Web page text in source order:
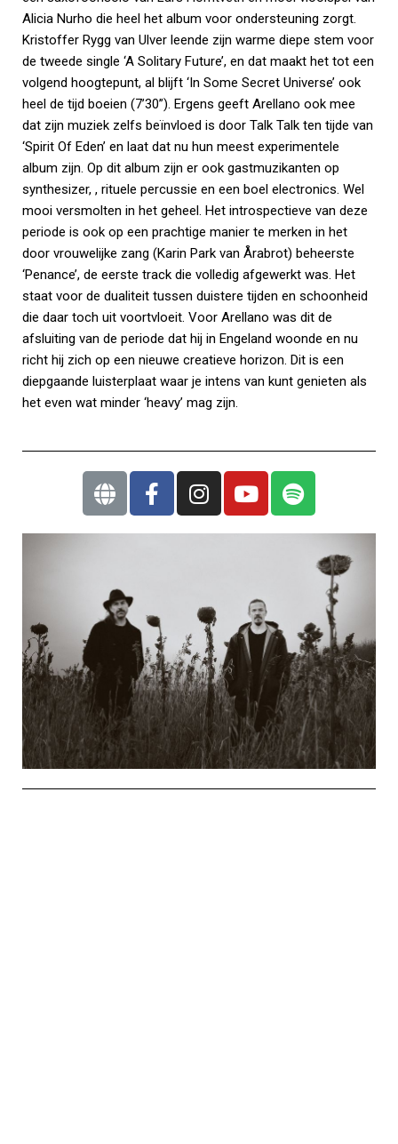
Alicia Nurho die heel het album voor ondersteuning zorgt.
Kristoffer Rygg van Ulver leende zijn warme diepe stem voor
de tweede single ‘A Solitary Future’, en dat maakt het tot een
volgend hoogtepunt, al blijft ‘In Some Secret Universe’ ook
heel de tijd boeien (7’30”). Ergens geeft Arellano ook mee
dat zijn muziek zelfs beïnvloed is door Talk Talk ten tijde van
‘Spirit Of Eden’ en laat dat nu hun meest experimentele
album zijn. Op dit album zijn er ook gastmuzikanten op
synthesizer, , rituele percussie en een boel electronics. Wel
mooi versmolten in het geheel. Het introspectieve van deze
periode is ook op een prachtige manier te merken in het
door vrouwelijke zang (Karin Park van Årabrot) beheerste
‘Penance’, de eerste track die volledig afgewerkt was. Het
staat voor de dualiteit tussen duistere tijden en schoonheid
die daar toch uit voortvloeit. Voor Arellano was dit de
afsluiting van de periode dat hij in Engeland woonde en nu
richt hij zich op een nieuwe creatieve horizon. Dit is een
diepgaande luisterplaat waar je intens van kunt genieten als
het even wat minder ‘heavy’ mag zijn.